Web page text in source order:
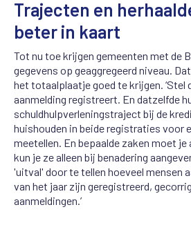
Trajecten en
beter in kaart
Tot nu toe krijgen gemeenten met de
gegevens op geaggregeerd niveau.
het totaalplaatje goed te krijgen. ‘Stel
aanmelding registreert. En datzelfde
schuldhulpverleningstraject bij de
huishouden in beide registraties voor
meetellen. En bepaalde zaken moet
kun je ze alleen bij benadering
'uitval' door te tellen hoeveel mensen
van het jaar zijn geregistreerd,
aanmeldingen.’